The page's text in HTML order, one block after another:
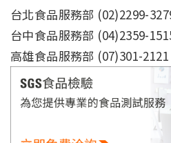
台北食品服務部
台中食品服務部 (04)2359-
高雄食品服務部 (07)301-